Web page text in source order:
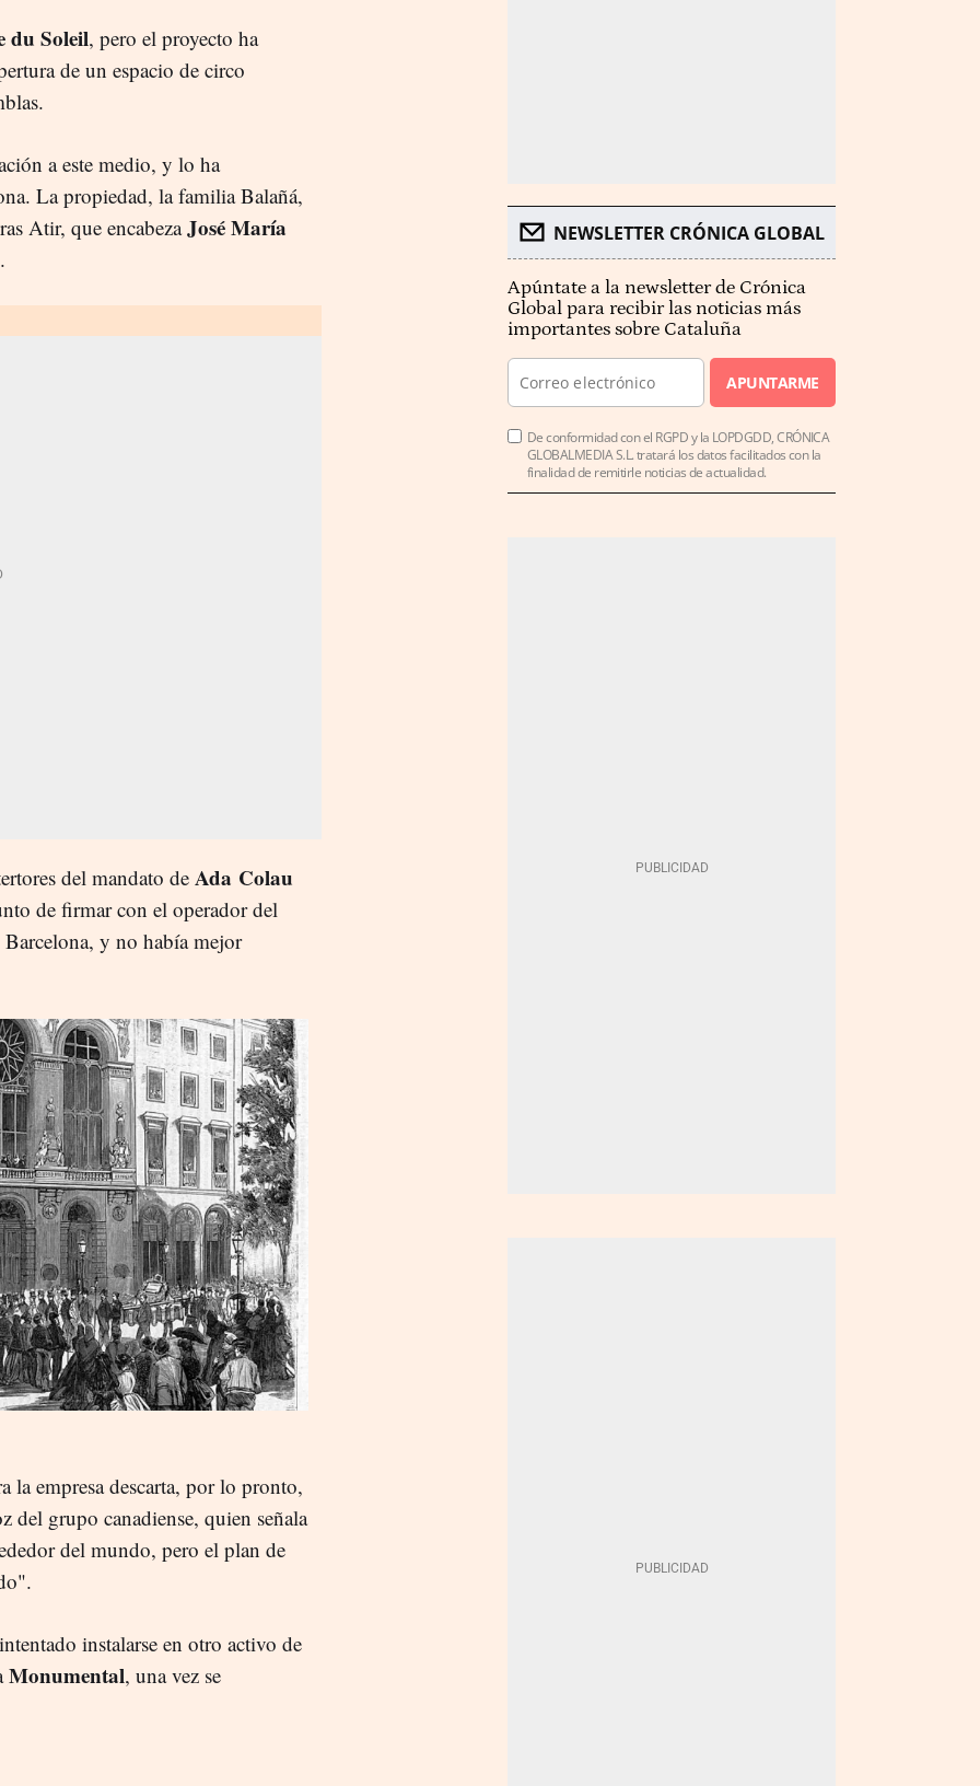
du Soleil, pero el proyecto ha
de un espacio de circo
a este medio, y lo ha
La propiedad, la familia Balañá,
Atir, que encabezaJosé María
del mandato de Ada Colau
de firmar con el operador del
y no había mejor
la empresa descarta, por lo pronto,
del grupo canadiense, quien señala
del mundo, pero el plan de
instalarse en otro activo de
Monumental, una vez se
NEWSLETTER CRÓNICA GLOBAL
Apúntate a la newsletter de Crónica
Global para recibir las noticias más
importantes sobre Cataluña
APUNTARME
De conformidad con el RGPD y la LOPDGDD, CRÓNICA
GLOBALMEDIA S.L. tratará los datos facilitados con la
finalidad de remitirle noticias de actualidad.